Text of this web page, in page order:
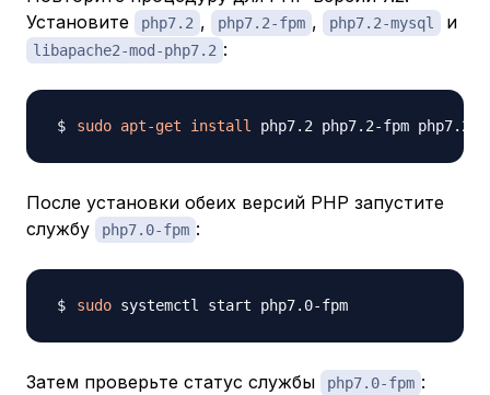
Установите
php7.2 , php7.2-fpm , php7.2-mysql и
libapache2-mod-php7.2 :
sudo apt-get install php7.2 php7.2-fpm php7.2-
После установки обеих версий PHP запустите
службу
php7.0-fpm :
sudo
Затем проверьте статус службы php7.0-fpm :